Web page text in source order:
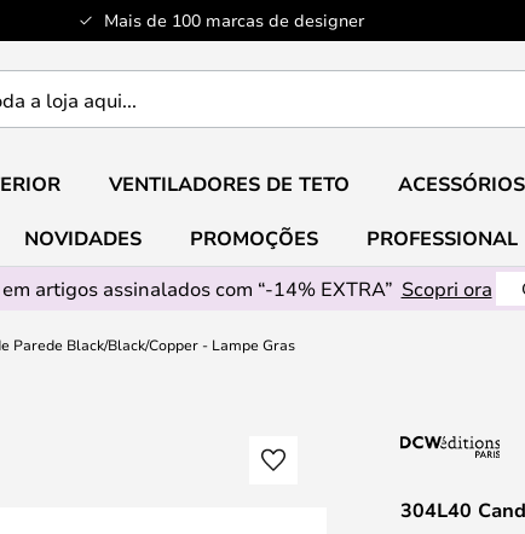
Mais de 100 marcas de designer
VENTILADORES DE TETO
NOVIDADES PROMOÇÕES
PROFESSIONAL
artigos assinalados com “-14% EXTRA” Scopri ora
Parede Black/Black/Copper - Lampe Gras
304L40